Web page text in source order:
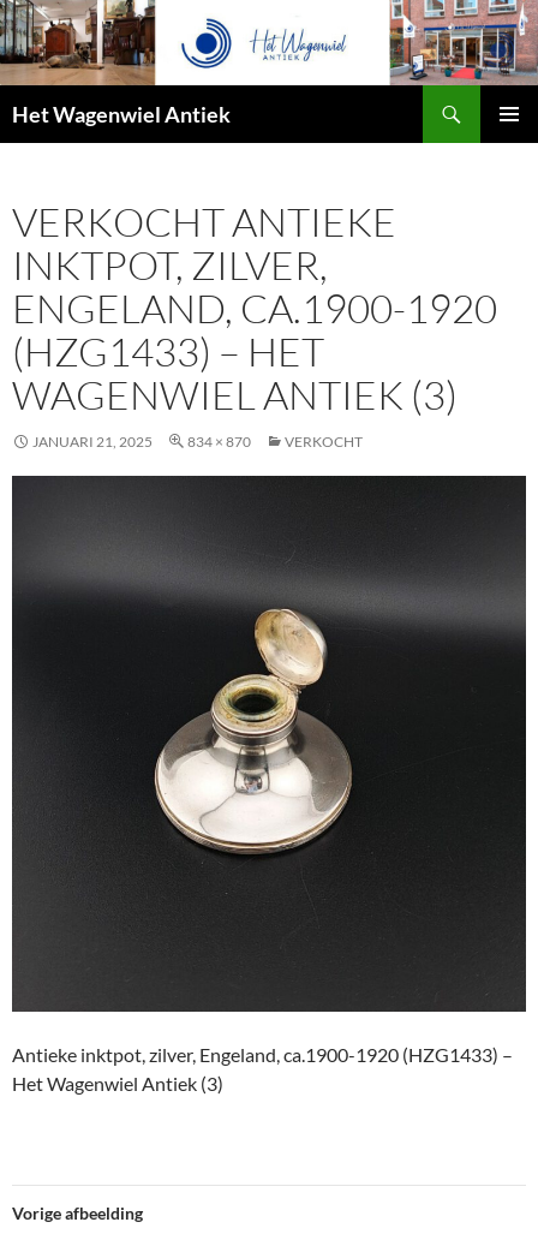
Het Wagenwiel Antiek
VERKOCHT ANTIEKE
INKTPOT, ZILVER,
ENGELAND, CA.1900-1920
(HZG1433) – HET
WAGENWIEL ANTIEK (3)
JANUARI 21, 2025 834 × 870 VERKOCHT
Antieke inktpot, zilver, Engeland, ca.1900-1920 (HZG1433) –
Het Wagenwiel Antiek (3)
Vorige afbeelding